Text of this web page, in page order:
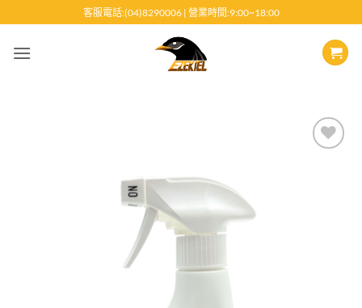
至
客服電話:(04)8290006 | 營業時間:9:00~18:00